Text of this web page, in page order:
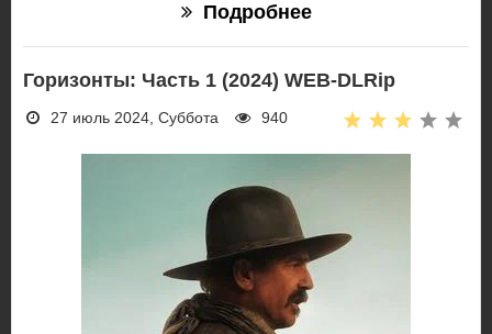
Подробнее
Горизонты: Часть 1 (2024) WEB-DLRip
27 июль 2024, Суббота 940